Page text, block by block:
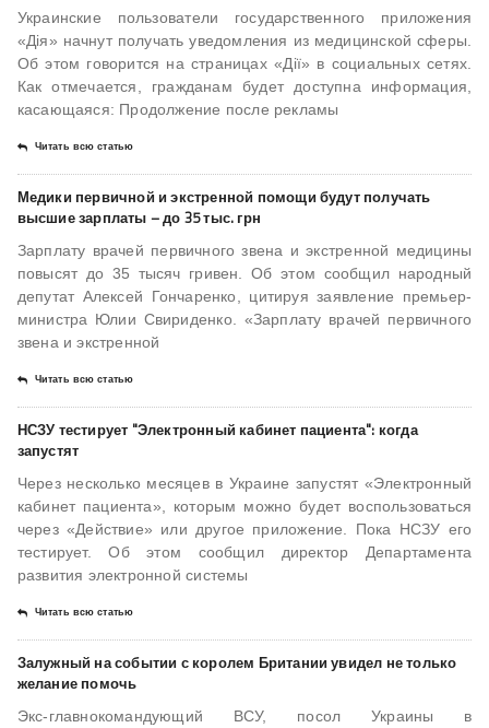
Украинские пользователи государственного приложения
«Дія» начнут получать уведомления из медицинской сферы.
Об этом говорится на страницах «Дії» в социальных сетях.
Как отмечается, гражданам будет доступна информация,
касающаяся: Продолжение после рекламы
Читать всю статью
Медики первичной и экстренной помощи будут получать
высшие зарплаты – до 35 тыс. грн
Зарплату врачей первичного звена и экстренной медицины
повысят до 35 тысяч гривен. Об этом сообщил народный
депутат Алексей Гончаренко, цитируя заявление премьер-
министра Юлии Свириденко. «Зарплату врачей первичного
звена и экстренной
Читать всю статью
НСЗУ тестирует "Электронный кабинет пациента": когда
запустят
Через несколько месяцев в Украине запустят «Электронный
кабинет пациента», которым можно будет воспользоваться
через «Действие» или другое приложение. Пока НСЗУ его
тестирует. Об этом сообщил директор Департамента
развития электронной системы
Читать всю статью
Залужный на событии с королем Британии увидел не только
желание помочь
Экс-главнокомандующий ВСУ, посол Украины в